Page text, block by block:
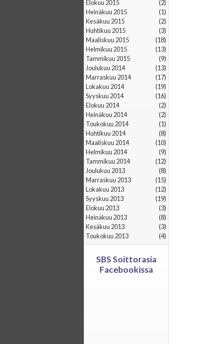
elokuu 2015
(2)
heinäkuu 2015
(1)
kesäkuu 2015
(2)
huhtikuu 2015
(3)
maaliskuu 2015
(18)
helmikuu 2015
(13)
tammikuu 2015
(9)
joulukuu 2014
(13)
marraskuu 2014
(17)
lokakuu 2014
(19)
syyskuu 2014
(16)
elokuu 2014
(2)
heinäkuu 2014
(2)
toukokuu 2014
(1)
huhtikuu 2014
(8)
maaliskuu 2014
(10)
helmikuu 2014
(9)
tammikuu 2014
(12)
joulukuu 2013
(8)
marraskuu 2013
(15)
lokakuu 2013
(12)
syyskuu 2013
(19)
elokuu 2013
(3)
heinäkuu 2013
(8)
kesäkuu 2013
(3)
toukokuu 2013
(4)
SBS Soittorasia
Facebookissa